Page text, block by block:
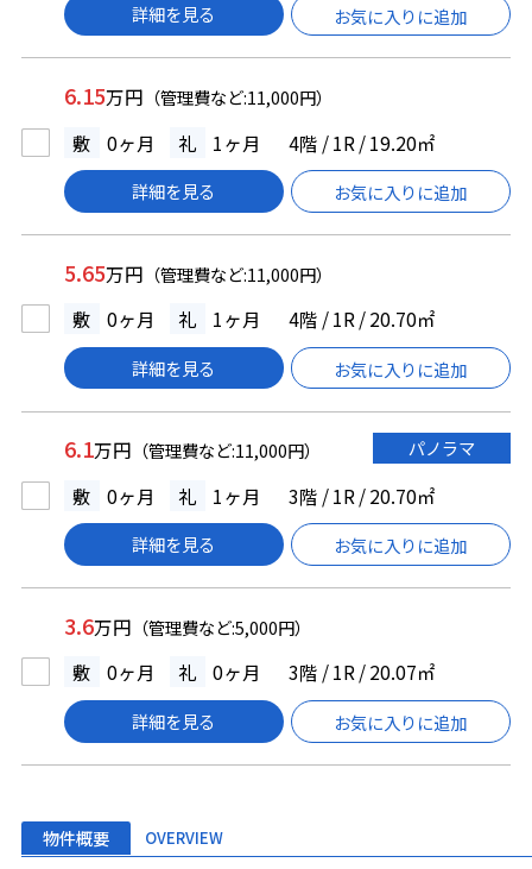
詳細を見る お気に入りに追加
6.15万円 （管理費など:11,000円）
敷 0ヶ月 礼 1ヶ月 4階 / 1R / 19.20㎡
詳細を見る お気に入りに追加
5.65万円 （管理費など:11,000円）
敷 0ヶ月 礼 1ヶ月 4階 / 1R / 20.70㎡
詳細を見る お気に入りに追加
6.1万円 （管理費など:11,000円） パノラマ
敷 0ヶ月 礼 1ヶ月 3階 / 1R / 20.70㎡
詳細を見る お気に入りに追加
3.6万円 （管理費など:5,000円）
敷 0ヶ月 礼 0ヶ月 3階 / 1R / 20.07㎡
詳細を見る お気に入りに追加
物件概要 OVERVIEW